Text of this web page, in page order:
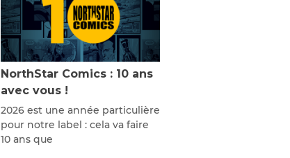
NorthStar Comics : 10 ans
avec vous !
2026 est une année particulière
pour notre label : cela va faire
10 ans que